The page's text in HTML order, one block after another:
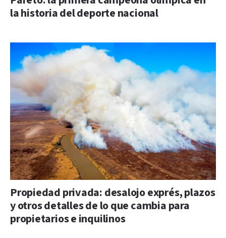
la historia del deporte nacional
Propiedad privada: desalojo exprés, plazos
y otros detalles de lo que cambia para
propietarios e inquilinos